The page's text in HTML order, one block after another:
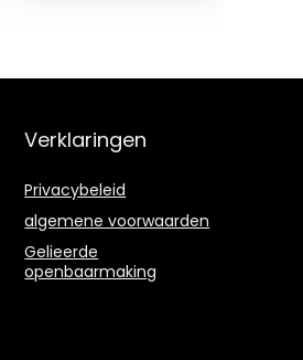
Verklaringen
Privacybeleid
algemene voorwaarden
Gelieerde
openbaarmaking